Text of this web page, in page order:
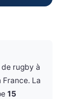
rugby à
France. La
15